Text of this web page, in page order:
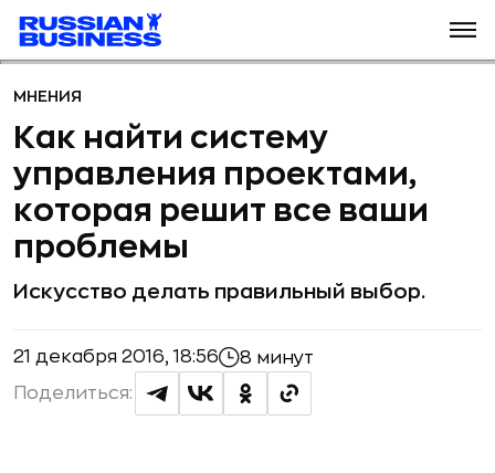
МНЕНИЯ
Как найти систему
управления проектами,
которая решит все ваши
проблемы
Искусство делать правильный выбор.
21 декабря 2016, 18:56 8 минут
Поделиться: